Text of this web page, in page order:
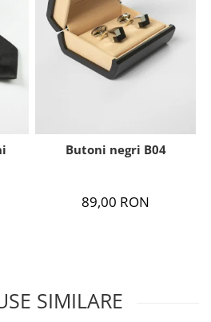
Butoni negri B04
89,00 RON
SIMILARE